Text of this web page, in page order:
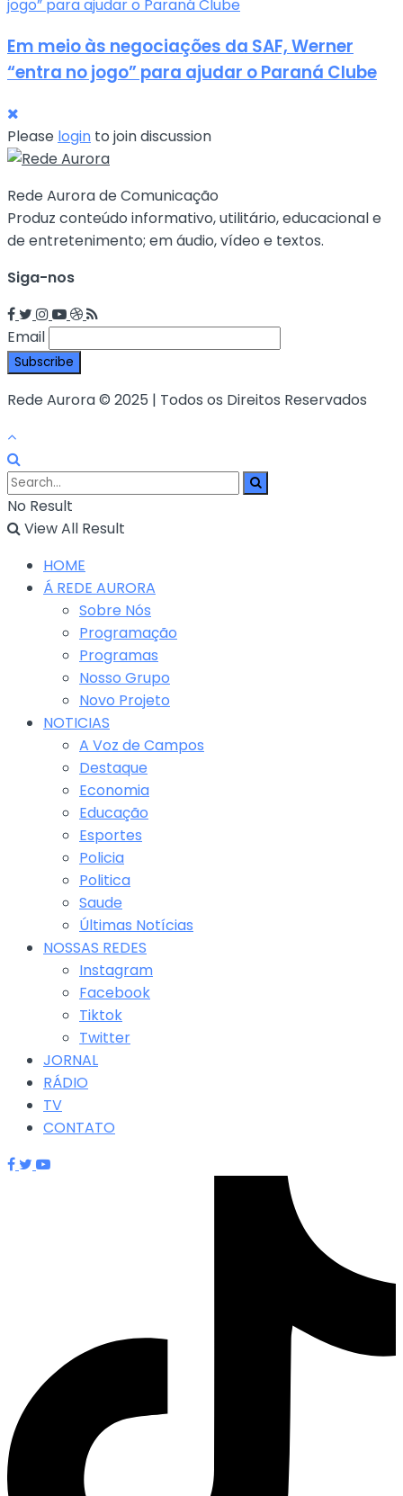
Em meio às negociações da SAF, Werner
“entra no jogo” para ajudar o Paraná Clube
Please login to join discussion
Rede Aurora de Comunicação
Produz conteúdo informativo, utilitário, educacional e
de entretenimento; em áudio, vídeo e textos.
Siga-nos
Email
Rede Aurora © 2025 | Todos os Direitos Reservados
No Result
View All Result
HOME
Á REDE AURORA
Sobre Nós
Programação
Programas
Nosso Grupo
Novo Projeto
NOTICIAS
A Voz de Campos
Destaque
Economia
Educação
Esportes
Policia
Politica
Saude
Últimas Notícias
NOSSAS REDES
Instagram
Facebook
Tiktok
Twitter
JORNAL
RÁDIO
TV
CONTATO